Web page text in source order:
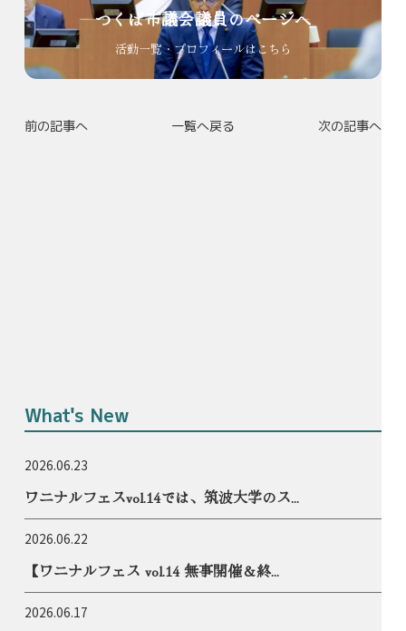
つくば市議会議員のページへ
活動一覧・プロフィールはこちら
前の記事へ 一覧へ戻る 次の記事へ
What's New
2026.06.23
ワニナルフェスvol.14では、筑波大学のス...
2026.06.22
【ワニナルフェス vol.14 無事開催＆終...
2026.06.17